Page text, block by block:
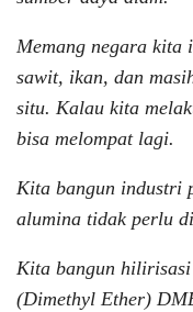
Memang negara kita
sawit, ikan, dan
situ. Kalau kita
bisa melompat lagi.
Kita bangun industri
alumina tidak perlu
Kita bangun
(Dimethyl Ether)